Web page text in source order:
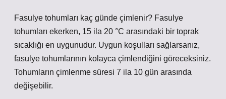
Fasulye tohumları kaç günde çimlenir? Fasulye
tohumları ekerken, 15 ila 20 °C arasındaki bir toprak
sıcaklığı en uygunudur. Uygun koşulları sağlarsanız,
fasulye tohumlarının kolayca çimlendiğini göreceksiniz.
Tohumların çimlenme süresi 7 ila 10 gün arasında
değişebilir.